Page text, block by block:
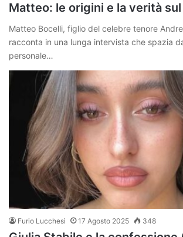
Matteo: le origini e la verità
Matteo Bocelli, figlio del celebre tenore
racconta in una lunga intervista che spazia
personale…
Furio Lucchesi 17 Agosto 2025 348